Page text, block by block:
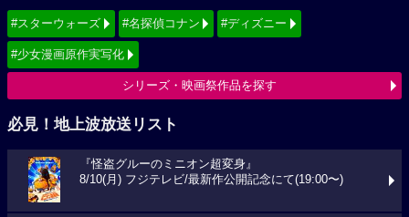
#スターウォーズ #名探偵コナン #ディズニー
#少女漫画原作実写化
シリーズ・映画祭作品を探す
必見！地上波放送リスト
『怪盗グルーのミニオン超変身』
8/10(月) フジテレビ/最新作公開記念にて(19:00〜)